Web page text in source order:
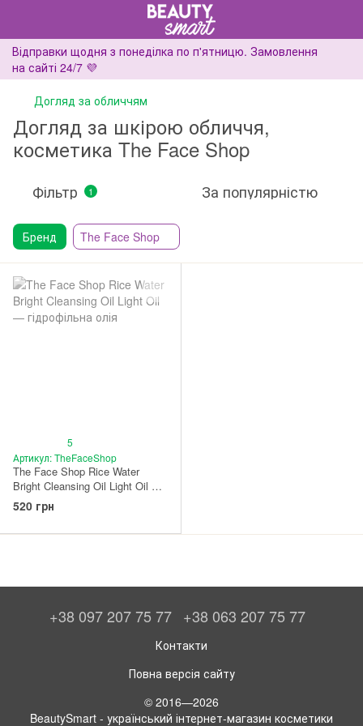
Відправки щодня з понеділка по п'ятницю. Замовлення
на сайті 24/7 💜
Догляд за обличчям
Догляд за шкірою обличчя,
косметика The Face Shop
Фільтр 1 За популярністю
Бренд The Face Shop
5
Артикул: TheFaceShop
The Face Shop Rice Water
Bright Cleansing Oil Light Oil —
гідрофільна олія
520 грн
+38 097 207 75 77 +38 063 207 75 77
Контакти
Повна версія сайту
© 2016—2026
BeautySmart - український інтернет-магазин косметики